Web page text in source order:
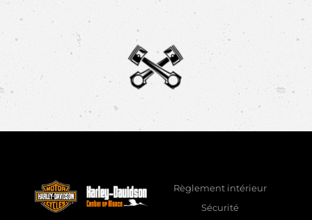
Règlement intérieur
Sécurité